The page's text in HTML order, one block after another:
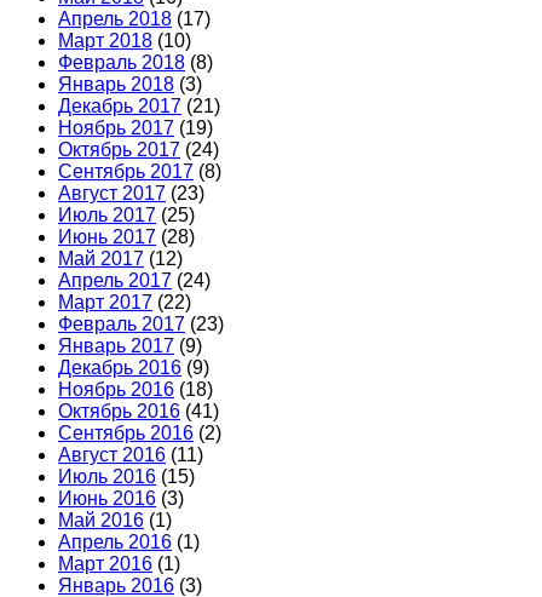
Апрель 2018 (17)
Март 2018 (10)
Февраль 2018 (8)
Январь 2018 (3)
Декабрь 2017 (21)
Ноябрь 2017 (19)
Октябрь 2017 (24)
Сентябрь 2017 (8)
Август 2017 (23)
Июль 2017 (25)
Июнь 2017 (28)
Май 2017 (12)
Апрель 2017 (24)
Март 2017 (22)
Февраль 2017 (23)
Январь 2017 (9)
Декабрь 2016 (9)
Ноябрь 2016 (18)
Октябрь 2016 (41)
Сентябрь 2016 (2)
Август 2016 (11)
Июль 2016 (15)
Июнь 2016 (3)
Май 2016 (1)
Апрель 2016 (1)
Март 2016 (1)
Январь 2016 (3)